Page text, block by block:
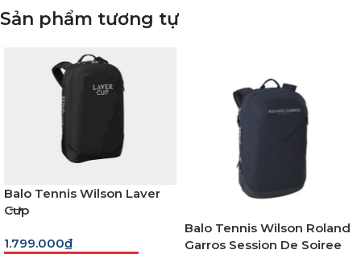
Sản phẩm tương tự
Balo Tennis Wilson Laver
Cup
1.799.000₫
Balo Tennis Wilson Roland
Garros Session De Soiree